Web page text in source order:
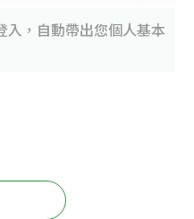
入，自動帶出您個人基本